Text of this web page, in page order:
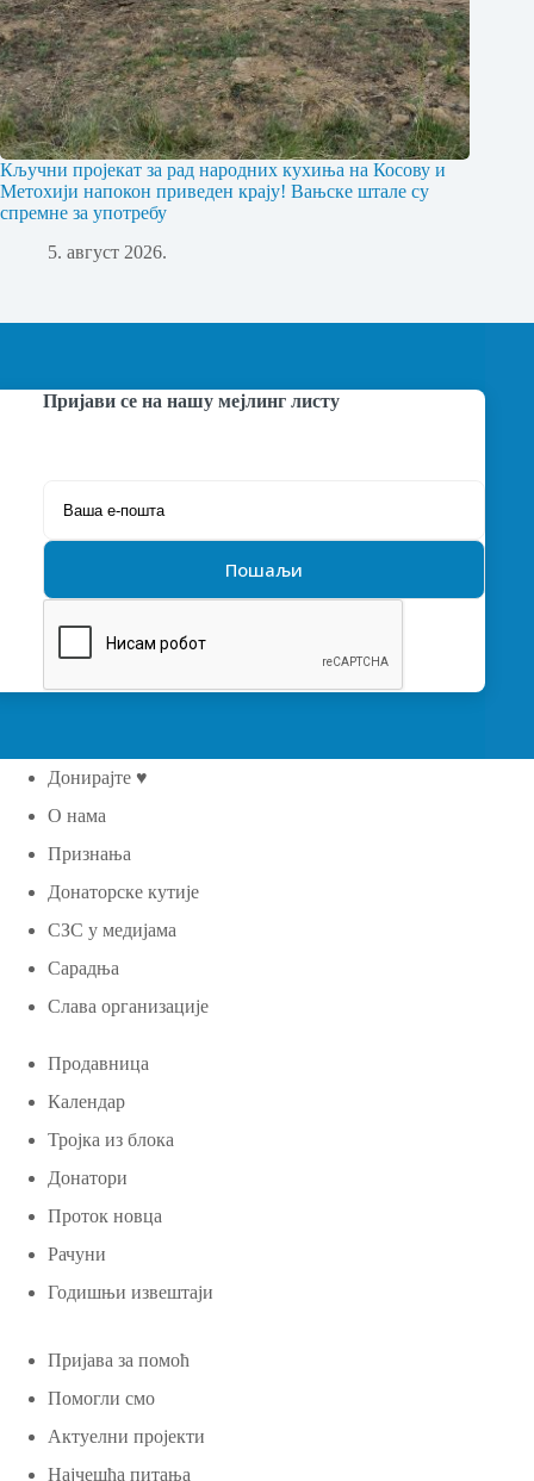
Кључни пројекат за рад народних кухиња на Косову и
Метохији напокон приведен крају! Вањске штале су
спремне за употребу
5. август 2026.
Пријави се на нашу мејлинг листу
Донирајте ♥
О нама
Признања
Донаторске кутије
СЗС у медијама
Сарадња
Слава организације
Продавница
Календар
Тројка из блока
Донатори
Проток новца
Рачуни
Годишњи извештаји
Пријава за помоћ
Помогли смо
Актуелни пројекти
Најчешћа питања